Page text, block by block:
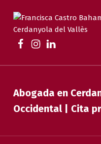
Abogada en
Occidental | Cita